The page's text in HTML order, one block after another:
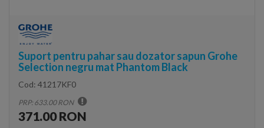
Suport pentru pahar sau dozator sapun Grohe
Selection negru mat Phantom Black
Cod: 41217KF0
PRP: 633.00 RON
371.00 RON